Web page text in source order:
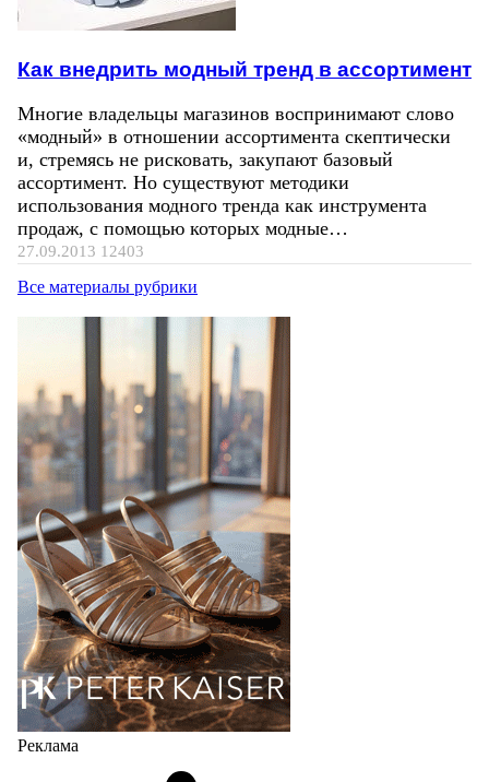
Как внедрить модный тренд в ассортимент
Многие владельцы магазинов воспринимают слово
«модный» в отношении ассортимента скептически
и, стремясь не рисковать, закупают базовый
ассортимент. Но существуют методики
использования модного тренда как инструмента
продаж, с помощью которых модные…
27.09.2013 12403
Все материалы рубрики
Реклама